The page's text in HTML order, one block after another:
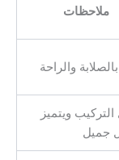
ملاحظات
والراحة
ويتميز
جميل